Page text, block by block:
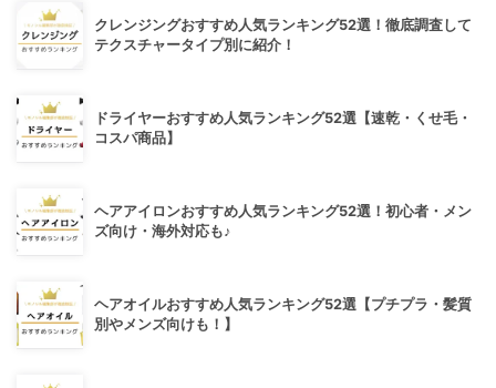
クレンジングおすすめ人気ランキング52選！徹底調査して
テクスチャータイプ別に紹介！
ドライヤーおすすめ人気ランキング52選【速乾・くせ毛・
コスパ商品】
ヘアアイロンおすすめ人気ランキング52選！初心者・メン
ズ向け・海外対応も♪
ヘアオイルおすすめ人気ランキング52選【プチプラ・髪質
別やメンズ向けも！】